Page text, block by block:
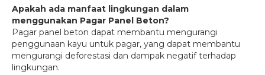
Apakah ada manfaat lingkungan dalam
menggunakan Pagar Panel Beton?
Pagar panel beton dapat membantu mengurangi
penggunaan kayu untuk pagar, yang dapat membantu
mengurangi deforestasi dan dampak negatif terhadap
lingkungan.